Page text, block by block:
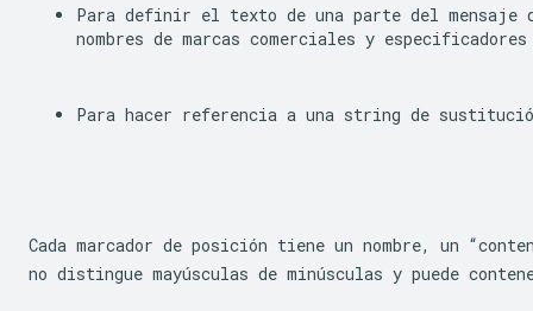
Para definir el texto de una parte del mensaje
nombres de marcas comerciales y
Para hacer referencia a una string de
Cada marcador de posición tiene un nombre, un
no distingue mayúsculas de minúsculas y puede